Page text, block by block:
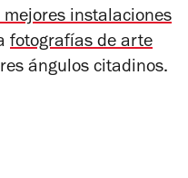
instalaciones
fotografías de arte
ángulos citadinos.